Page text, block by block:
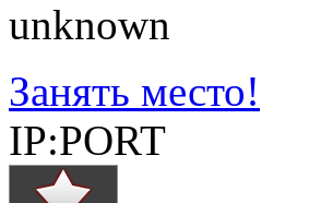
unknown
Занять место!
IP:PORT